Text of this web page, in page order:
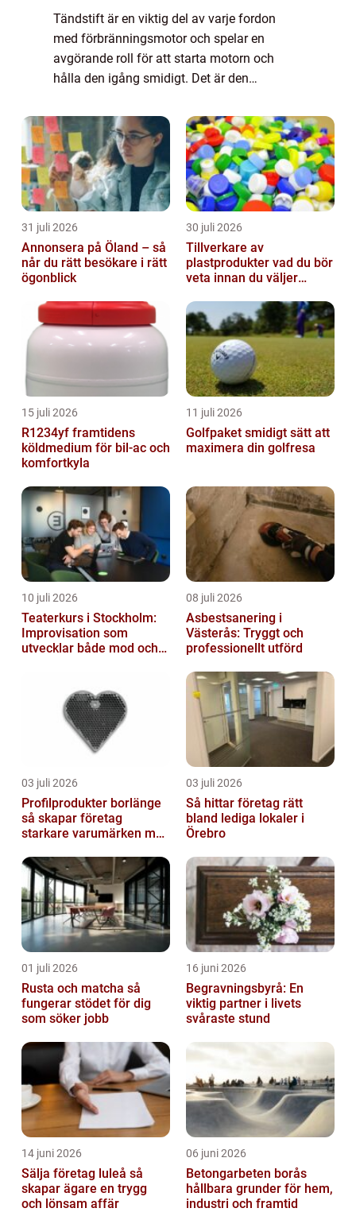
Tändstift är en viktig del av varje fordon
med förbränningsmotor och spelar en
avgörande roll för att starta motorn och
hålla den igång smidigt. Det är den
br...
31 juli 2026
Annonsera på Öland – så
når du rätt besökare i rätt
ögonblick
30 juli 2026
Tillverkare av
plastprodukter vad du bör
veta innan du väljer
15 juli 2026
R1234yf framtidens
köldmedium för bil-ac och
komfortkyla
11 juli 2026
Golfpaket smidigt sätt att
maximera din golfresa
10 juli 2026
Teaterkurs i Stockholm:
Improvisation som
utvecklar både mod och
08 juli 2026
Asbestsanering i
Västerås: Tryggt och
professionellt utförd
03 juli 2026
Profilprodukter borlänge
så skapar företag
starkare varumärken med
03 juli 2026
Så hittar företag rätt
bland lediga lokaler i
Örebro
01 juli 2026
Rusta och matcha så
fungerar stödet för dig
som söker jobb
16 juni 2026
Begravningsbyrå: En
viktig partner i livets
svåraste stund
14 juni 2026
Sälja företag luleå så
skapar ägare en trygg
och lönsam affär
06 juni 2026
Betongarbeten borås
hållbara grunder för hem,
industri och framtid